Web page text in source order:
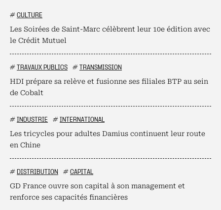
# CULTURE
Les Soirées de Saint-Marc célèbrent leur 10e édition avec
le Crédit Mutuel
# TRAVAUX PUBLICS # TRANSMISSION
HDI prépare sa relève et fusionne ses filiales BTP au sein
de Cobalt
# INDUSTRIE # INTERNATIONAL
Les tricycles pour adultes Damius continuent leur route
en Chine
# DISTRIBUTION # CAPITAL
GD France ouvre son capital à son management et
renforce ses capacités financières